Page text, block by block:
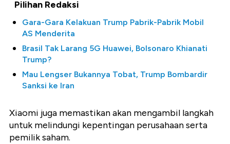
Pilihan Redaksi
Gara-Gara Kelakuan Trump Pabrik-Pabrik Mobil
AS Menderita
Brasil Tak Larang 5G Huawei, Bolsonaro Khianati
Trump?
Mau Lengser Bukannya Tobat, Trump Bombardir
Sanksi ke Iran
Xiaomi juga memastikan akan mengambil langkah
untuk melindungi kepentingan perusahaan serta
pemilik saham.